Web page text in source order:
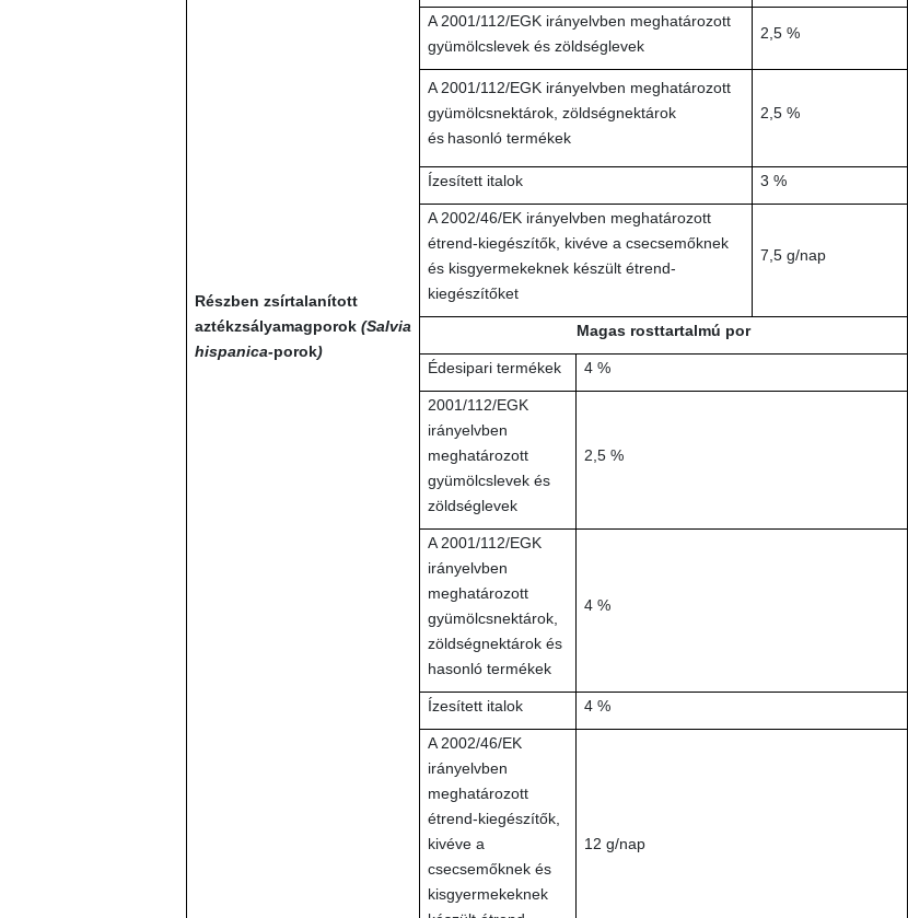
Részben zsírtalanított
aztékzsályamagporok(Salvia
hispanica-porok)
A 2001/112/EGK irányelvben meghatározott
gyümölcslevek és zöldséglevek
2,5 %
A 2001/112/EGK irányelvben meghatározott
gyümölcsnektárok, zöldségnektárok
és hasonló termékek
2,5 %
Ízesített italok 3 %
A 2002/46/EK irányelvben meghatározott
étrend-kiegészítők, kivéve a csecsemőknek
és kisgyermekeknek készült étrend-
kiegészítőket
7,5 g/nap
Magas rosttartalmú por
Édesipari termékek 4 %
2001/112/EGK
irányelvben
meghatározott
gyümölcslevek és
zöldséglevek
2,5 %
A 2001/112/EGK
irányelvben
meghatározott
gyümölcsnektárok,
zöldségnektárok és
hasonló termékek
4 %
Ízesített italok 4 %
A 2002/46/EK
irányelvben
meghatározott
étrend-kiegészítők,
kivéve a
csecsemőknek és
kisgyermekeknek
12 g/nap